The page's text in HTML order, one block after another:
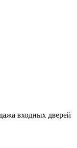
входных дверей